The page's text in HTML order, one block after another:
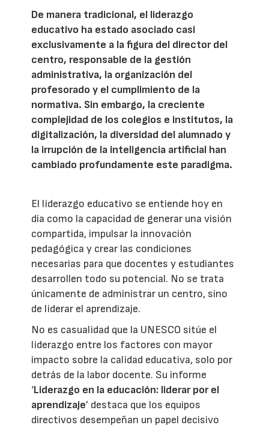
De manera tradicional, el liderazgo
educativo ha estado asociado casi
exclusivamente a la figura del director del
centro, responsable de la gestión
administrativa, la organización del
profesorado y el cumplimiento de la
normativa. Sin embargo, la creciente
complejidad de los colegios e institutos, la
digitalización, la diversidad del alumnado y
la irrupción de la inteligencia artificial han
cambiado profundamente este paradigma.
El liderazgo educativo se entiende hoy en
día como la capacidad de generar una visión
compartida, impulsar la innovación
pedagógica y crear las condiciones
necesarias para que docentes y estudiantes
desarrollen todo su potencial. No se trata
únicamente de administrar un centro, sino
de liderar el aprendizaje.
No es casualidad que la UNESCO sitúe el
liderazgo entre los factores con mayor
impacto sobre la calidad educativa, solo por
detrás de la labor docente. Su informe
‘Liderazgo en la educación: liderar por el
aprendizaje’ destaca que los equipos
directivos desempeñan un papel decisivo